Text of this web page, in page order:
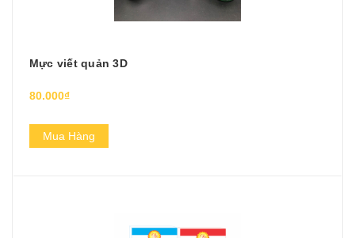
Mực viết quản 3D
80.000₫
Mua Hàng